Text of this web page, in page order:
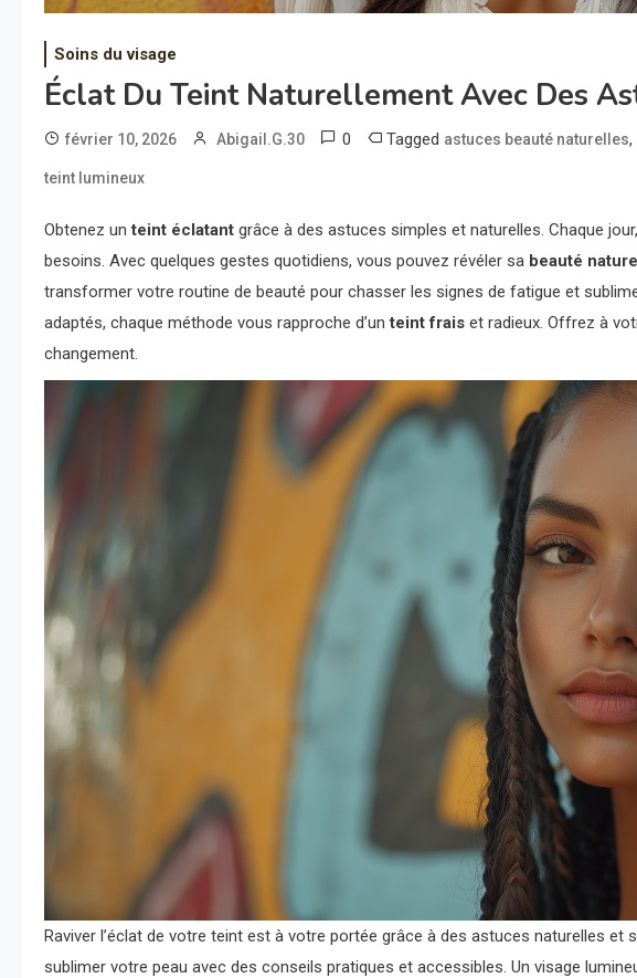
Soins du visage
Éclat Du Teint Naturellement Avec Des
février 10, 2026 Abigail.G.30 0 Tagged astuces beauté naturelles,
teint lumineux
Obtenez unteint éclatant grâce à des astuces simples et naturelles. Chaque
besoins. Avec quelques gestes quotidiens, vous pouvez révéler sa beauté
transformer votre routine de beauté pour chasser les signes de fatigue et
adaptés, chaque méthode vous rapproche d’unteint frais et radieux. Offrez à
changement.
Raviver l’éclat de votre teint est à votre portée grâce à des astuces naturelles
sublimer votre peau avec des conseils pratiques et accessibles. Un visage